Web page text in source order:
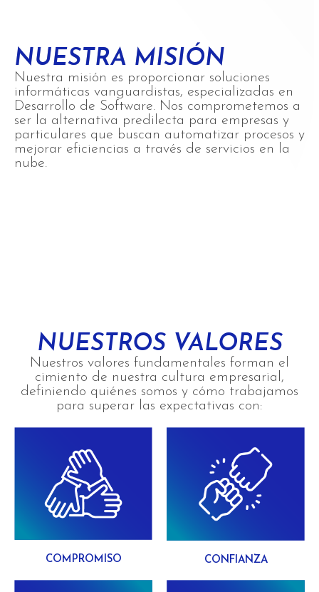
NUESTRA MISIÓN
Nuestra misión es proporcionar soluciones
informáticas vanguardistas, especializadas en
Desarrollo de Software. Nos comprometemos a
ser la alternativa predilecta para empresas y
particulares que buscan automatizar procesos y
mejorar eficiencias a través de servicios en la
nube.
NUESTROS VALORES
Nuestros valores fundamentales forman el
cimiento de nuestra cultura empresarial,
definiendo quiénes somos y cómo trabajamos
para superar las expectativas con:
COMPROMISO CONFIANZA